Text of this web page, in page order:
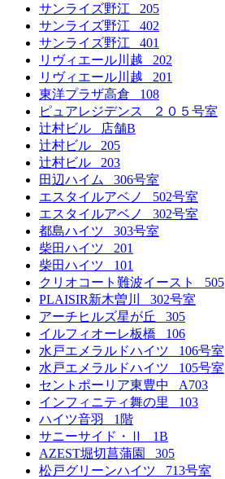
サンライズ野江 205
サンライズ野江 402
サンライズ野江 401
リヴィエール川越 202
リヴィエール川越 201
東洋プラザ高倉 108
ピュアレジデンス ２０５号室
辻村ビル 店舗B
辻村ビル 205
辻村ビル 203
田辺ハイム 306号室
エスタイルアベノ 502号室
エスタイルアベノ 302号室
都島ハイツ 303号室
柴田ハイツ 201
柴田ハイツ 101
クリオコート難波イースト 505
PLAISIR新木曽川 302号室
アーチヒルズ星が丘 305
イルフィオーレ板橋 106
水戸エメラルドハイツ 106号室
水戸エメラルドハイツ 105号室
セントポーリア東豊中 A703
インフィニティ舞の里 103
ハイツ音羽 1階
サニーサイド・Ⅱ 1B
AZEST堀切菖蒲園 305
松戸グリーンハイツ 713号室